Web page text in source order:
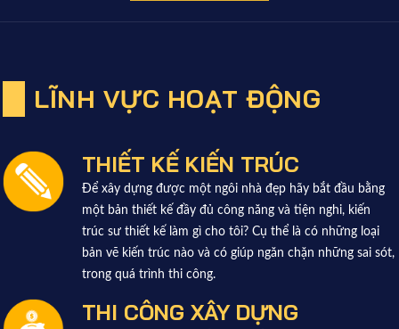
LĨNH VỰC HOẠT ĐỘNG
THIẾT KẾ KIẾN TRÚC
Để xây dựng được một ngôi nhà đẹp hãy bắt đầu bằng
một bản thiết kế đầy đủ công năng và tiện nghi, kiến
trúc sư thiết kế làm gì cho tôi? Cụ thể là có những loại
bản vẽ kiến trúc nào và có giúp ngăn chặn những sai sót,
trong quá trình thi công.
THI CÔNG XÂY DỰNG